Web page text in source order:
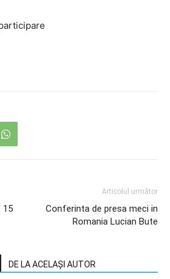
15
Articolul următor
Conferinta de presa meci in
Romania Lucian Bute
DE LA ACELAȘI AUTOR